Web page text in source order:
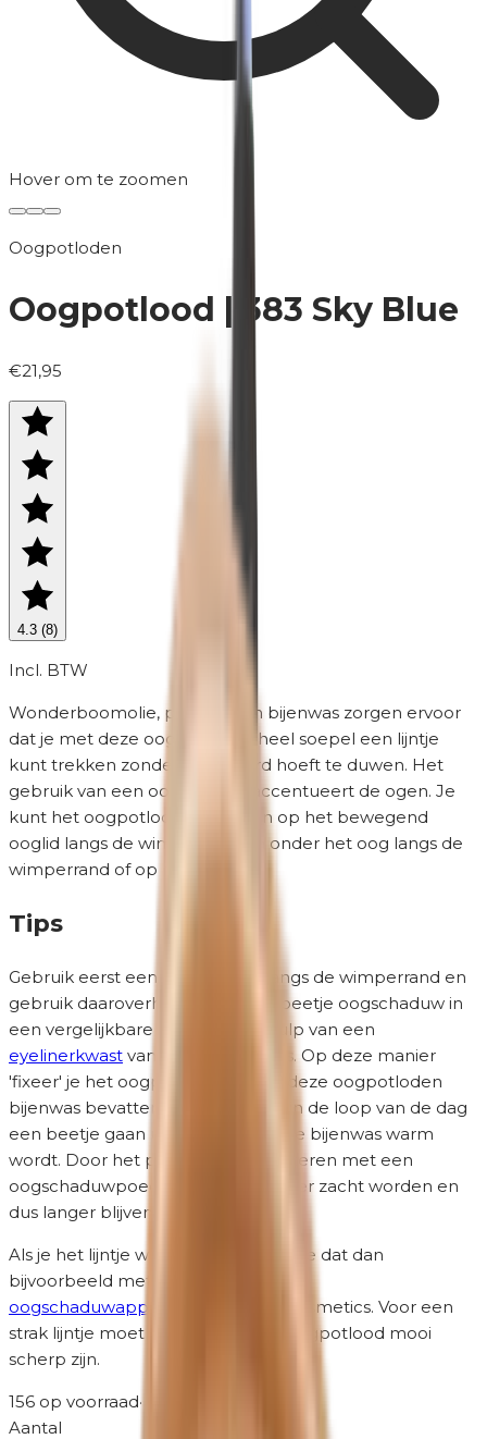
Hover om te zoomen
Oogpotloden
Oogpotlood | 383 Sky Blue
€21,95
4.3 (8)
Incl. BTW
Wonderboomolie, palmolie en bijenwas zorgen ervoor
dat je met deze oogpotloden heel soepel een lijntje
kunt trekken zonder dat je hard hoeft te duwen. Het
gebruik van een oogpotlood accentueert de ogen. Je
kunt het oogpotlood gebruiken op het bewegend
ooglid langs de wimperrand en onder het oog langs de
wimperrand of op de waterlijn.
Tips
Gebruik eerst een oogpotlood langs de wimperrand en
gebruik daaroverheen een klein beetje oogschaduw in
een vergelijkbare kleur met behulp van een
eyelinerkwast van Unity Cosmetics. Op deze manier
'fixeer' je het oogpotlood. Omdat deze oogpotloden
bijenwas bevatten, zullen ze altijd in de loop van de dag
een beetje gaan uitlopen omdat de bijenwas warm
wordt. Door het potloodlijntje te fixeren met een
oogschaduwpoeder zal deze minder zacht worden en
dus langer blijven zitten.
Als je het lijntje wat wilt vervagen doe dat dan
bijvoorbeeld met het puntje van de
oogschaduwapplicator
van Unity Cosmetics. Voor een
strak lijntje moet de punt van het oogpotlood mooi
scherp zijn.
156 op voorraad·
Aantal